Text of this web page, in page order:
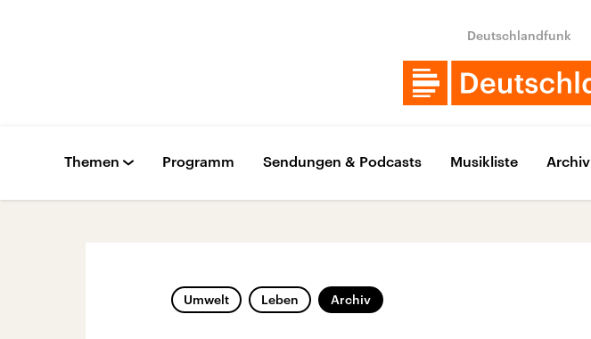
Deutschlandfunk
Themen Programm Sendungen & Podcasts Musikliste Archiv
Umwelt Leben Archiv